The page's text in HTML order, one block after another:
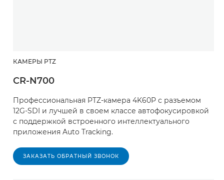
КАМЕРЫ PTZ
CR-N700
Профессиональная PTZ-камера 4K60P с разъемом
12G-SDI и лучшей в своем классе автофокусировкой
с поддержкой встроенного интеллектуального
приложения Auto Tracking.
ЗАКАЗАТЬ ОБРАТНЫЙ ЗВОНОК